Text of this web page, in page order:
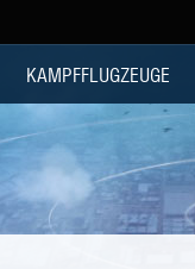
KAMPFFLUGZEUGE